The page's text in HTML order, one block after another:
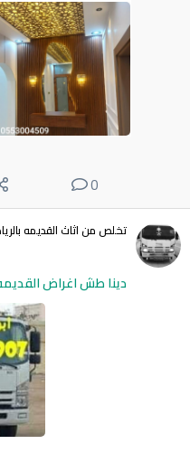
0
تخلص من اثاث القديمه بالرياض
دينا طش اغراض القديمه باحي